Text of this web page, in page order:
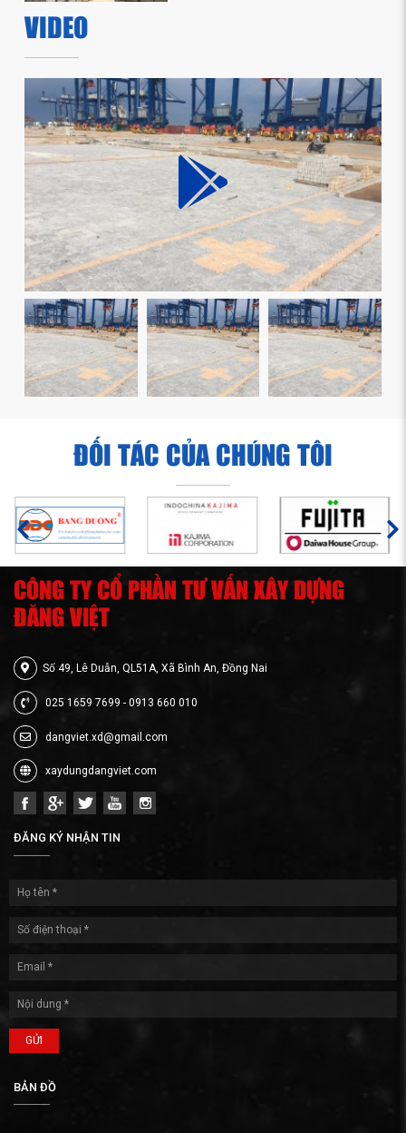
VIDEO
ĐỐI TÁC CỦA CHÚNG TÔI
CÔNG TY CỔ PHẦN TƯ VẤN XÂY DỰNG
ĐĂNG VIỆT
Số 49, Lê Duẫn, QL51A, Xã Bình An, Đồng Nai
025 1659 7699 - 0913 660 010
dangviet.xd@gmail.com
xaydungdangviet.com
ĐĂNG KÝ NHẬN TIN
GỬI
BẢN ĐỒ